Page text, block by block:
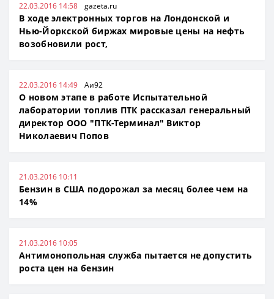
22.03.2016 14:58 gazeta.ru
В ходе электронных торгов на Лондонской и
Нью-Йоркской биржах мировые цены на нефть
возобновили рост,
22.03.2016 14:49 Аи92
О новом этапе в работе Испытательной
лаборатории топлив ПТК рассказал генеральный
директор ООО "ПТК-Терминал" Виктор
Николаевич Попов
21.03.2016 10:11
Бензин в США подорожал за месяц более чем на
14%
21.03.2016 10:05
Антимонопольная служба пытается не допустить
роста цен на бензин